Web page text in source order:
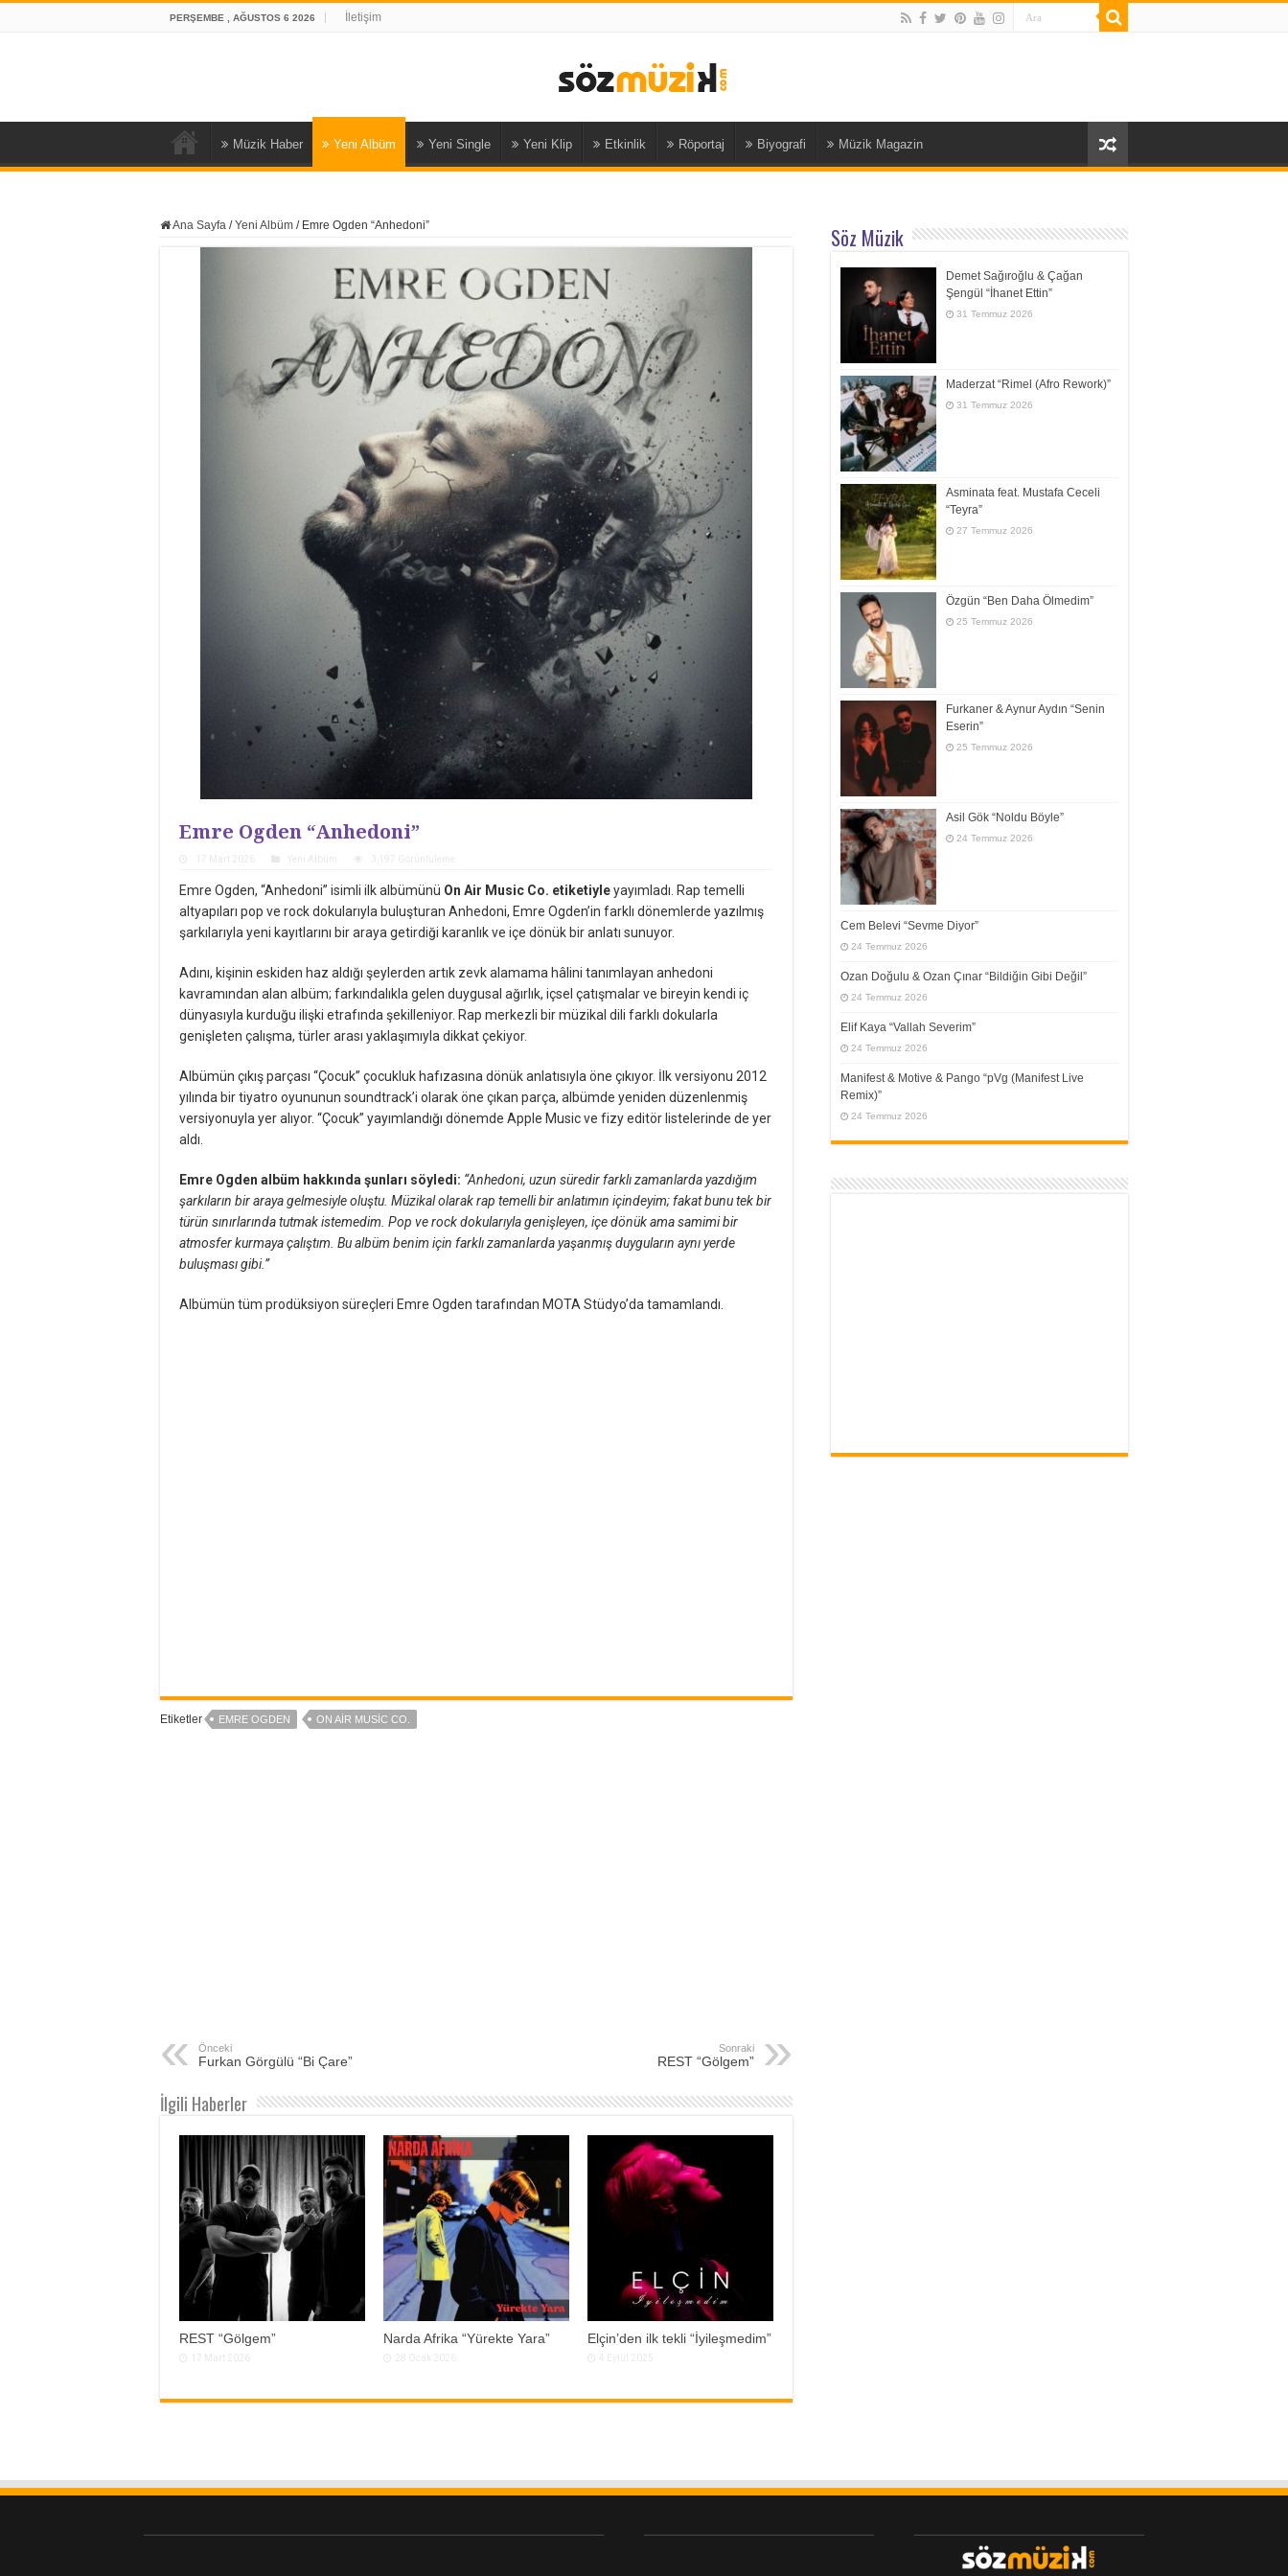
PERŞEMBE , AĞUSTOS 6 2026 İletişim
Müzik Haber Yeni Albüm Yeni Single Yeni Klip Etkinlik Röportaj Biyografi Müzik Magazin
Ana Sayfa / Yeni Albüm / Emre Ogden “Anhedoni”
Emre Ogden “Anhedoni”
Emre Ogden, “Anhedoni” isimli ilk albümünü On Air Music Co. etiketiyleyayımladı. Rap temelli
altyapıları pop ve rock dokularıyla buluşturan Anhedoni, Emre Ogden’in farklı dönemlerde yazılmış
şarkılarıyla yeni kayıtlarını bir araya getirdiği karanlık ve içe dönük bir anlatı sunuyor.
Adını, kişinin eskiden haz aldığı şeylerden artık zevk alamama hâlini tanımlayan anhedoni
kavramından alan albüm; farkındalıkla gelen duygusal ağırlık, içsel çatışmalar ve bireyin kendi iç
dünyasıyla kurduğu ilişki etrafında şekilleniyor. Rap merkezli bir müzikal dili farklı dokularla
genişleten çalışma, türler arası yaklaşımıyla dikkat çekiyor.
Albümün çıkış parçası “Çocuk” çocukluk hafızasına dönük anlatısıyla öne çıkıyor. İlk versiyonu 2012
yılında bir tiyatro oyununun soundtrack’i olarak öne çıkan parça, albümde yeniden düzenlenmiş
versiyonuyla yer alıyor. “Çocuk” yayımlandığı dönemde Apple Music ve fizy editör listelerinde de yer
aldı.
Emre Ogden albüm hakkında şunları söyledi: “Anhedoni, uzun süredir farklı zamanlarda yazdığım
şarkıların bir araya gelmesiyle oluştu. Müzikal olarak rap temelli bir anlatımın içindeyim; fakat bunu tek bir
türün sınırlarında tutmak istemedim. Pop ve rock dokularıyla genişleyen, içe dönük ama samimi bir
atmosfer kurmaya çalıştım. Bu albüm benim için farklı zamanlarda yaşanmış duyguların aynı yerde
buluşması gibi.”
Albümün tüm prodüksiyon süreçleri Emre Ogden tarafından MOTA Stüdyo’da tamamlandı.
Etiketler EMRE OGDEN ON AIR MUSIC CO.
Önceki
Furkan Görgülü “Bi Çare”
Sonraki
REST “Gölgem”
İlgili Haberler
REST “Gölgem” Narda Afrika “Yürekte Yara” Elçin’den ilk tekli “İyileşmedim”
Söz Müzik
Demet Sağıroğlu & Çağan
Şengül “İhanet Ettin”
31 Temmuz 2026
Maderzat “Rimel (Afro Rework)”
31 Temmuz 2026
Asminata feat. Mustafa Ceceli
“Teyra”
27 Temmuz 2026
Özgün “Ben Daha Ölmedim”
25 Temmuz 2026
Furkaner & Aynur Aydın “Senin
Eserin”
25 Temmuz 2026
Asil Gök “Noldu Böyle”
24 Temmuz 2026
Cem Belevi “Sevme Diyor”
24 Temmuz 2026
Ozan Doğulu & Ozan Çınar “Bildiğin Gibi Değil”
24 Temmuz 2026
Elif Kaya “Vallah Severim”
24 Temmuz 2026
Manifest & Motive & Pango “pVg (Manifest Live
Remix)”
24 Temmuz 2026